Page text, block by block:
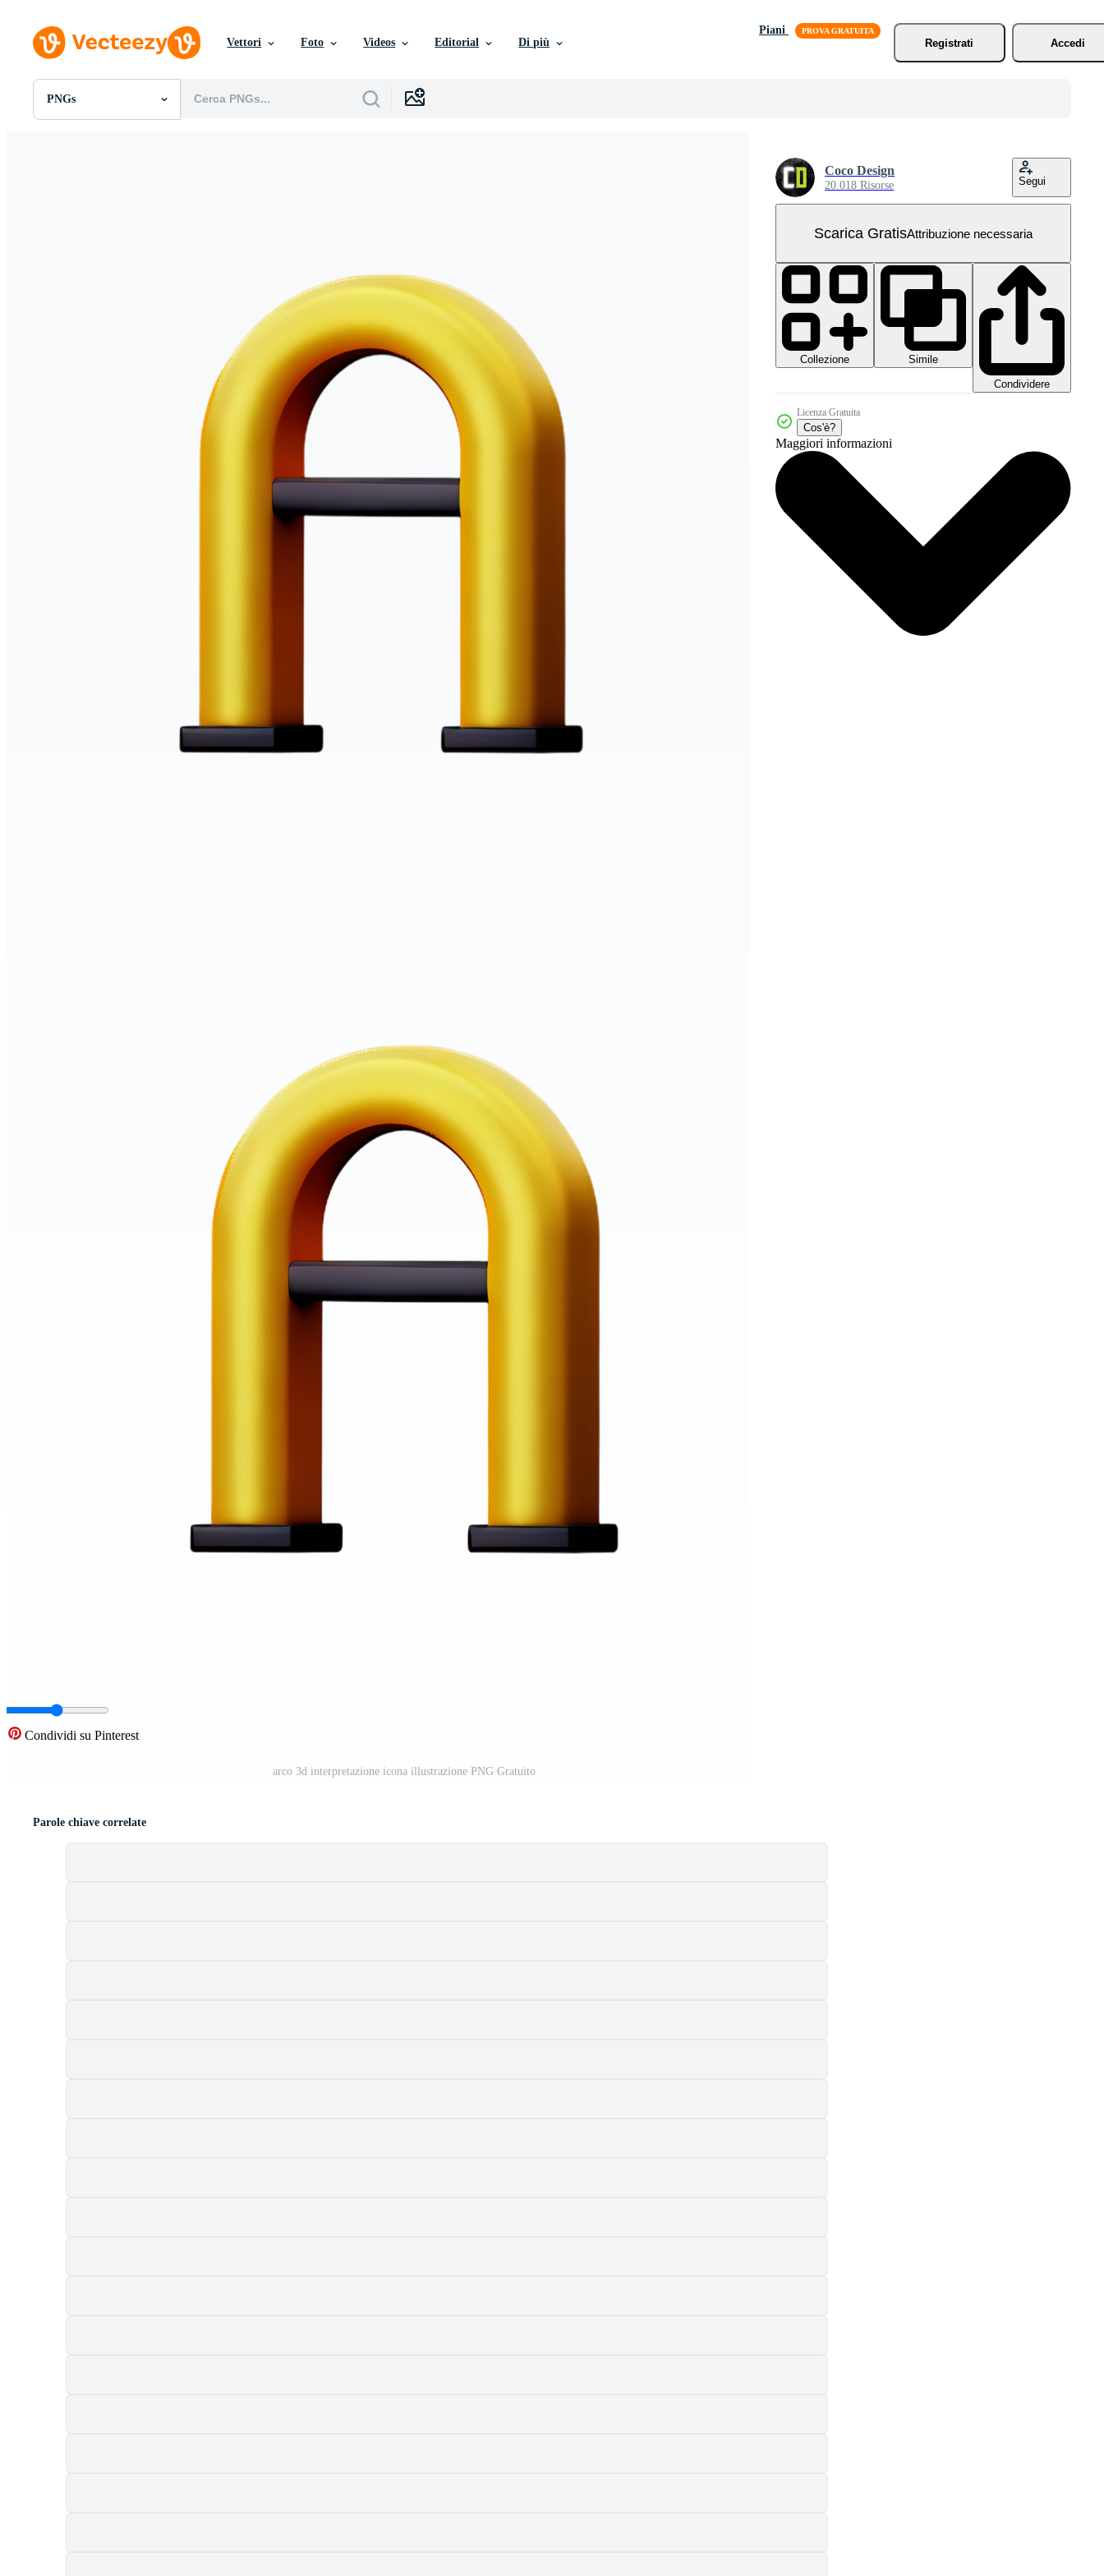
Vettori Foto Videos Editorial Di più
Piani
Registrati
Accedi
PNGs
Tutte Immagini
Condividi su Pinterest
arco 3d interpretazione icona illustrazione PNG Gratuito
Coco Design
20.018 Risorse Segui
Scarica GratisAttribuzione necessaria
Collezione
Simile
Condividere
Licenza Gratuita
Cos'è?
Maggiori informazioni
Parole chiave correlate